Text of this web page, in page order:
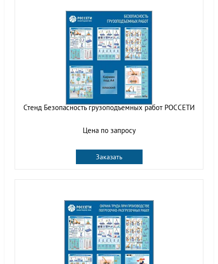
Стенд Безопасность грузоподъемных работ РОССЕТИ
Цена по запросу
Заказать